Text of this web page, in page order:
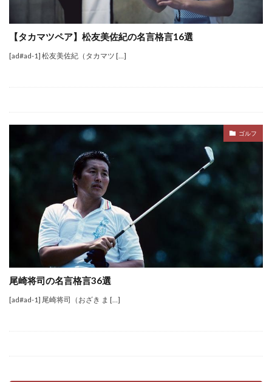
【タカマツペア】松友美佐紀の名言格言16選
[ad#ad-1] 松友美佐紀（タカマツ […]
ゴルフ
尾崎将司の名言格言36選
[ad#ad-1] 尾崎将司（おざき ま […]